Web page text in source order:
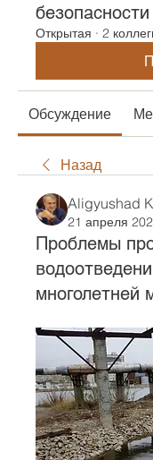
безопасности
Открытая · 2
Обсуждение
Назад
Aligyushad
21 апреля
Проблемы
многолетней